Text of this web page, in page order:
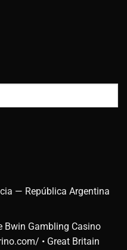
— República Argentina
Bwin Gambling Casino
• Great Britain